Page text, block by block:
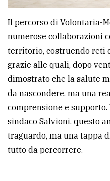
Il percorso di Volontaria-
numerose collaborazioni
territorio, costruendo reti
grazie alle quali, dopo
dimostrato che la salute
da nascondere, ma una
comprensione e
sindaco Salvioni, questo
traguardo, ma una tappa
tutto da percorrere.